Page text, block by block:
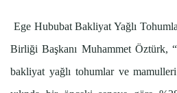
Ege Hububat Bakliyat Yağlı
Birliği Başkanı Muhammet Öztürk,
bakliyat yağlı tohumlar ve